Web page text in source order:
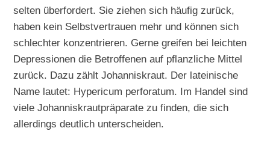
selten überfordert. Sie ziehen sich häufig zurück,
haben kein Selbstvertrauen mehr und können sich
schlechter konzentrieren. Gerne greifen bei leichten
Depressionen die Betroffenen auf pflanzliche Mittel
zurück. Dazu zählt Johanniskraut. Der lateinische
Name lautet: Hypericum perforatum. Im Handel sind
viele Johanniskrautpräparate zu finden, die sich
allerdings deutlich unterscheiden.